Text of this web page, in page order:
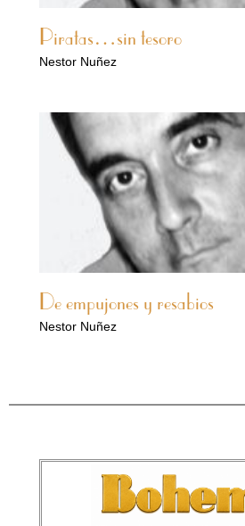
Piratas…sin tesoro
Nestor Nuñez
De empujones y resabios
Nestor Nuñez